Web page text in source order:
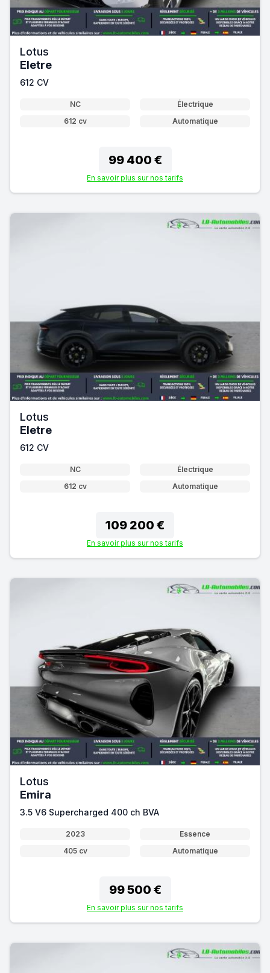
Lotus
Eletre
612 CV
NC
Électrique
612 cv
Automatique
99 400 €
En savoir plus sur nos tarifs
Lotus
Eletre
612 CV
NC
Électrique
612 cv
Automatique
109 200 €
En savoir plus sur nos tarifs
Lotus
Emira
3.5 V6 Supercharged 400 ch BVA
2023
Essence
405 cv
Automatique
99 500 €
En savoir plus sur nos tarifs